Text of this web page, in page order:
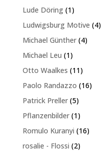
Lude Döring 11
Produkt
Ludwigsburg Motive 44
Michael Günther 44
Michael Leu 11
Produkt
Otto Waalkes 1111
Produkte
Paolo Randazzo 1616
Patrick Preller 55
Produkte
Pflanzenbilder 11
Produkt
Romulo Kuranyi 1616
rosalie - Flossi 22